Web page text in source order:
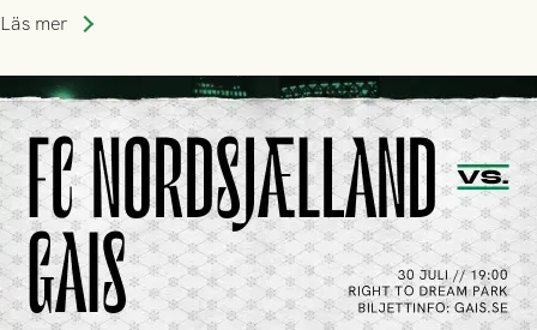
Park! Fredrik Holmberg och ledarstaben har tagit ut följande
Läs mer